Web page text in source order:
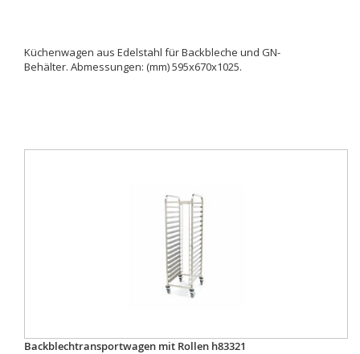
Küchenwagen aus Edelstahl für Backbleche und GN-
Behälter. Abmessungen: (mm) 595x670x1025.
Backblechtransportwagen mit Rollen h83321